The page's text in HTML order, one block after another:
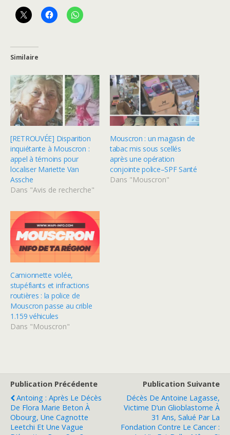
Similaire
[RETROUVÉE] Disparition
inquiétante à Mouscron :
appel à témoins pour
localiser Mariette Van
Assche
Dans "Avis de recherche"
Mouscron : un magasin de
tabac mis sous scellés
après une opération
conjointe police–SPF Santé
Dans "Mouscron"
Camionnette volée,
stupéfiants et infractions
routières : la police de
Mouscron passe au crible
1.159 véhicules
Dans "Mouscron"
Publication Précédente
Antoing : Après Le Décès
De Flora Marie Beton À
Obourg, Une Cagnotte
Leetchi Et Une Vague
Publication Suivante
Décès De Antoine Lagasse,
Victime D’un Glioblastome À
31 Ans, Salué Par La
Fondation Contre Le Cancer :